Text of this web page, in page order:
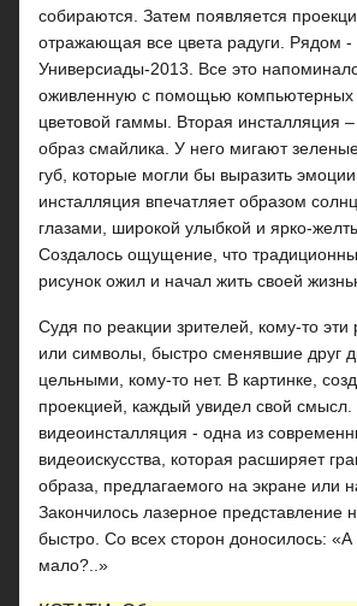
собираются. Затем появляется
отражающая все цвета радуги. Рядом -
Универсиады-2013. Все это
оживленную с помощью компьютерных
цветовой гаммы. Вторая инсталляция
образ смайлика. У него мигают
губ, которые могли бы выразить
инсталляция впечатляет образом
глазами, широкой улыбкой и ярко-
Создалось ощущение, что
рисунок ожил и начал жить своей
Судя по реакции зрителей, кому-то
или символы, быстро сменявшие друг
цельными, кому-то нет. В картинке,
проекцией, каждый увидел свой
видеоинсталляция - одна из
видеоискусства, которая расширяет
образа, предлагаемого на экране или
Закончилось лазерное представление
быстро. Со всех сторон доносилось: «А
мало?..»